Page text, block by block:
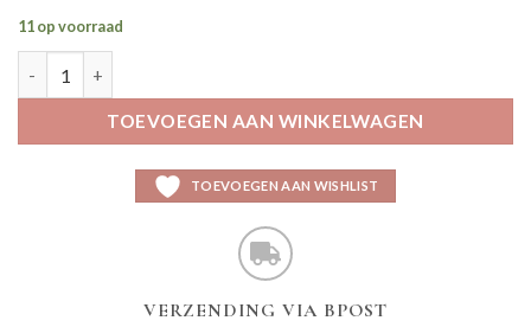
11 op voorraad
TOEVOEGEN AAN WINKELWAGEN
TOEVOEGEN AAN WISHLIST
VERZENDING VIA BPOST